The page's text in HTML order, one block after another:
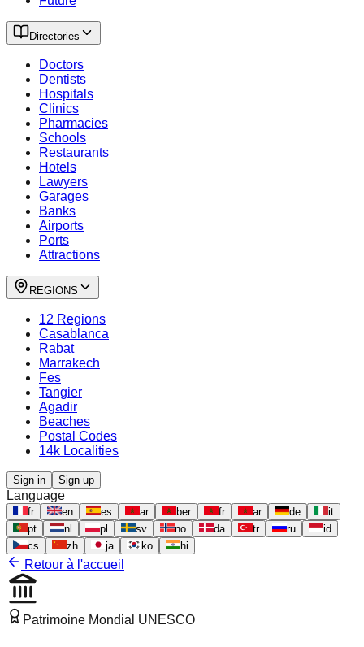
Directories
Doctors
Dentists
Hospitals
Clinics
Pharmacies
Schools
Restaurants
Hotels
Lawyers
Garages
Banks
Airports
Ports
Attractions
REGIONS
12 Regions
Casablanca
Rabat
Marrakech
Fes
Tangier
Agadir
Beaches
Postal Codes
14k Localities
Sign in Sign up
Language
fr en es ar ber fr ar de
it
pt
nl pl sv no da tr ru
id
cs
zh ja ko hi
Retour à l'accueil
Patrimoine Mondial UNESCO